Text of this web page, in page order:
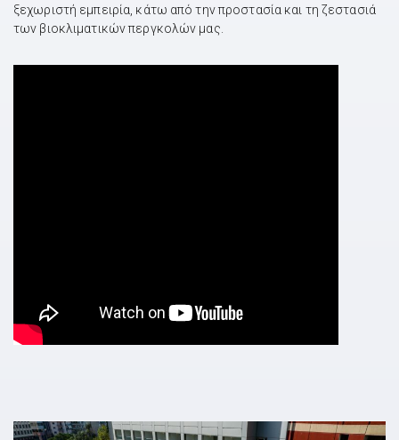
ξεχωριστή εμπειρία, κάτω από την προστασία και τη ζεστασιά
των βιοκλιματικών περγκολών μας.